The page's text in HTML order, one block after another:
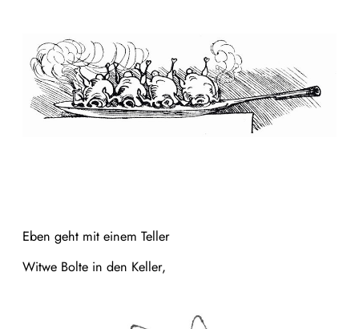
Eben geht mit einem Teller
Witwe Bolte in den Keller,